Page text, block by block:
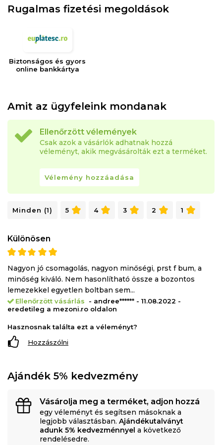
Rugalmas fizetési megoldások
Biztonságos és gyors
online bankkártya
Amit az ügyfeleink mondanak
Ellenőrzött vélemények
Csak azok a vásárlók adhatnak hozzá
véleményt, akik megvásárolták ezt a terméket.
Vélemény hozzáadása
Minden (1) 5 4 3 2 1
Különösen
Nagyon jó csomagolás, nagyon minőségi, prst f bum, a
minőség kiváló. Nem hasonlítható össze a bozontos
lemezekkel egyetlen boltban sem...
Ellenőrzött vásárlás
- andree****** - 11.08.2022 -
eredetileg a mezoni.ro oldalon
Hasznosnak találta ezt a véleményt?
Hozzászólni
Ajándék 5% kedvezmény
Vásárolja meg a terméket, adjon hozzá
egy véleményt és segítsen másoknak a
legjobb választásban. Ajándékutalványt
adunk 5% kedvezménnyel a következő
rendelésedre.